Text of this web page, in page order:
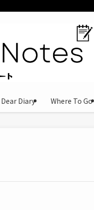
Dear Diary Where To Go